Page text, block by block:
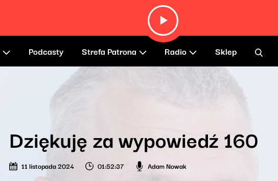
Podcasty Strefa Patrona Radio Sklep
Dziękuję za wypowiedź 160
11 listopada 2024 01:52:37 Adam Nowak